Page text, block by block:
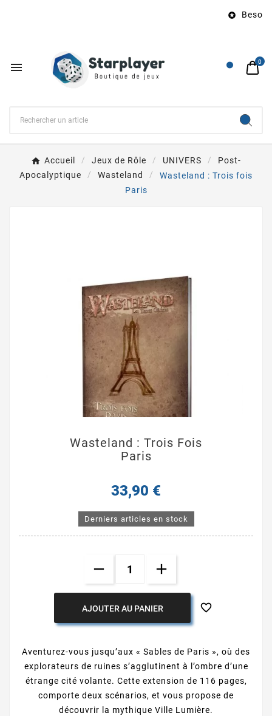
 Besoin
 0
Accueil Jeux de Rôle UNIVERS
Post-
Apocalyptique
Wasteland
Wasteland : Trois fois
Paris
Wasteland : Trois Fois
Paris
33,90 €
Derniers articles en stock
AJOUTER AU PANIER 
Aventurez-vous jusqu’aux « Sables de Paris », où des
explorateurs de ruines s’agglutinent à l’ombre d’une
étrange cité volante. Cette extension de 116 pages,
comporte deux scénarios, et vous propose de
découvrir la mythique Ville Lumière.